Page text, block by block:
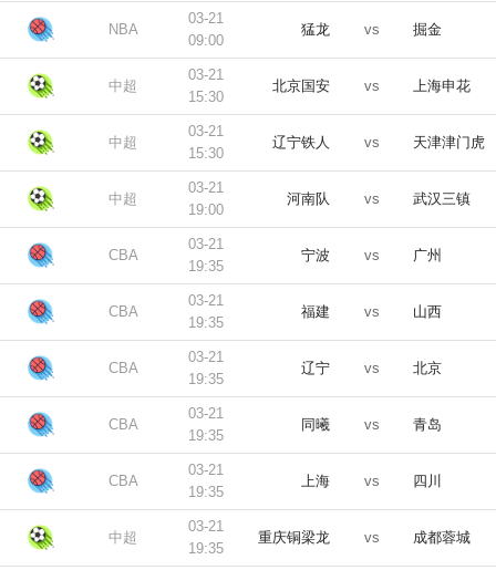
NBA
03-21
09:00
猛龙 vs 掘金
中超
03-21
15:30
北京国安 vs 上海申花
中超
03-21
15:30
辽宁铁人 vs 天津津门虎
中超
03-21
19:00
河南队 vs 武汉三镇
CBA
03-21
19:35
宁波 vs 广州
CBA
03-21
19:35
福建 vs 山西
CBA
03-21
19:35
辽宁 vs 北京
CBA
03-21
19:35
同曦 vs 青岛
CBA
03-21
19:35
上海 vs 四川
中超
03-21
19:35
重庆铜梁龙 vs 成都蓉城